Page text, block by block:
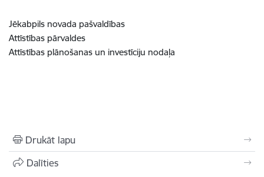
Jēkabpils novada pašvaldības
Attīstības pārvaldes
Attīstības plānošanas un investīciju nodaļa
Drukāt lapu
Dalīties